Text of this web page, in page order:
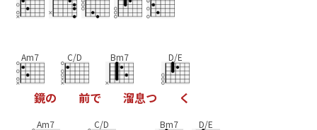
Am7
鏡の
C/D
前で
Bm7
溜息つ
D/E
く
Am7 C/D Bm7 D/E